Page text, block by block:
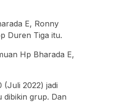
E, Ronny
Duren Tiga itu.
Hp Bharada E,
(Juli 2022) jadi
dibikin grup. Dan